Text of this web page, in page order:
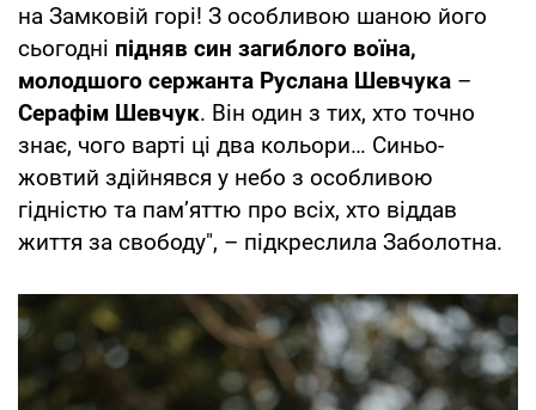
на Замковій горі! З особливою шаною його
сьогодні підняв син загиблого воїна,
молодшого сержанта Руслана Шевчука –
Серафім Шевчук. Він один з тих, хто точно
знає, чого варті ці два кольори… Синьо-
жовтий здійнявся у небо з особливою
гідністю та пам’яттю про всіх, хто віддав
життя за свободу", – підкреслила Заболотна.